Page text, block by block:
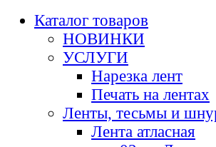
Каталог товаров
НОВИНКИ
УСЛУГИ
Нарезка лент
Печать на лентах
Ленты, тесьмы и
Лента атласная